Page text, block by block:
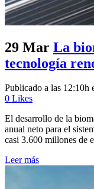
29 Mar La
tecnología
Publicado a las 12:10h
0 Likes
El desarrollo de la
anual neto para el
casi 3.600 millones de
Leer más